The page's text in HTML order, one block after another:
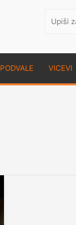
PODVALE VICEVI